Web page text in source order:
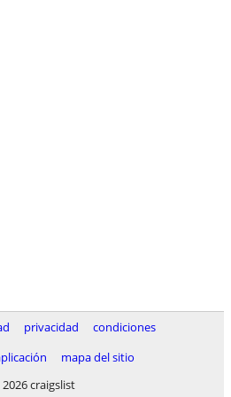
privacidad
condiciones
mapa del sitio
craigslist